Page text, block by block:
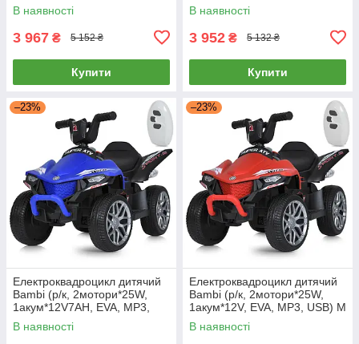
6181EL-2 Чорний
В наявності
3 967 ₴ 5 152 ₴
Купити
USB) M 6181ELR-4 Синій
В наявності
3 952 ₴ 5 132 ₴
Купити
–23%
Електроквадроцикл дитячий
Bambi (р/к, 2мотори*25W,
1акум*12V7AH, EVA, MP3,
USB) M 6181ELR-4 Синій
В наявності
–23%
Електроквадроцикл дитячий
Bambi (р/к, 2мотори*25W,
1акум*12V, EVA, MP3, USB) M
5730ELR-3 Червоний
В наявності